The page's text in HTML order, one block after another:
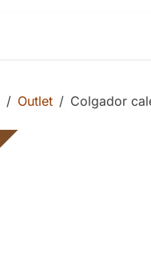
Outlet Colgador